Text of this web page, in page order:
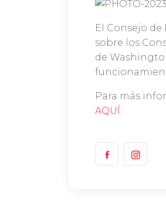
El Consejo
sobre los
de
Para más
AQUÍ.